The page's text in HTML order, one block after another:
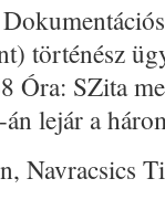
történész
Óra: SZita
lejár a
Navracsics